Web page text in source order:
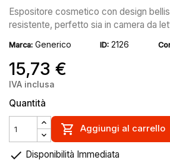
Espositore cosmetico con design
resistente, perfetto sia in camera da
Marca: Generico ID: 2126
15,73 €
IVA inclusa
Quantità
 Aggiungi al carrello
 Disponibilità Immediata